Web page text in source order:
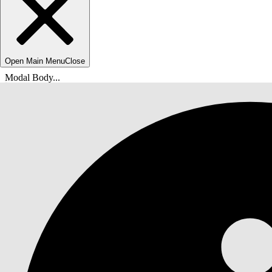
Open Main MenuClose
Modal Body...
U bent hier:
Snelstart voor uw Einstein Generative AI-